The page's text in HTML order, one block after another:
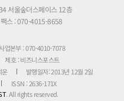
서울숲더스페이스 12층
팩스 : 070-4015-8658
사업본부 : 070-4010-7078
제호 : 비즈니스포스트
운
발행일자: 2013년 12월 2일
ISSN : 2636-171X
. All rights reserved.